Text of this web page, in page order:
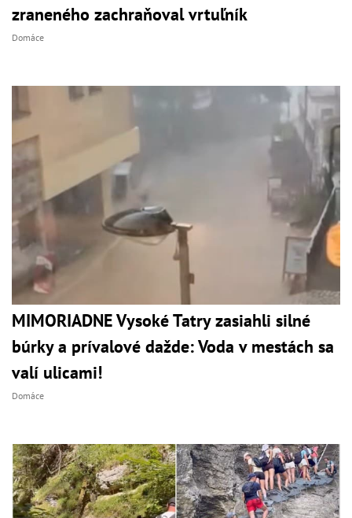
zraneného zachraňoval vrtuľník
Domáce
MIMORIADNE Vysoké Tatry zasiahli silné
búrky a prívalové dažde: Voda v mestách sa
valí ulicami!
Domáce